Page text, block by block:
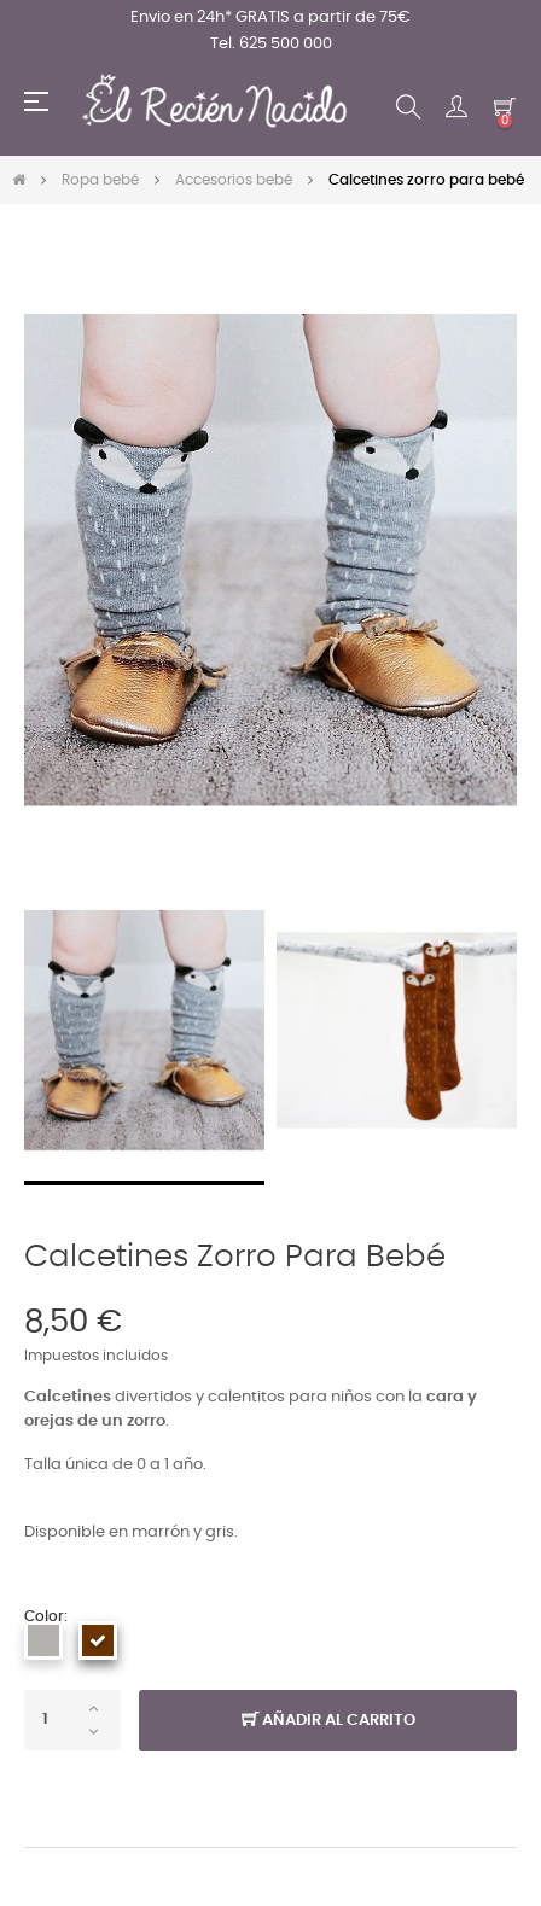
Envio en 24h* GRATIS a partir de 75€
Tel. 625 500 000
Navegación
☰
0
Ropa bebé Accesorios bebé Calcetines zorro para bebé
Calcetines Zorro Para Bebé
8,50 €
Impuestos incluidos
Calcetines divertidos y calentitos para niños con la cara y
orejas de un zorro.
Talla única de 0 a 1 año.
Disponible en marrón y gris.
Color:
AÑADIR AL CARRITO